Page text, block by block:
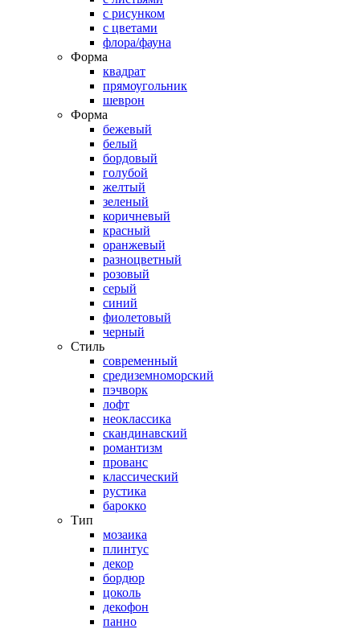
с рисунком
с цветами
флора/фауна
Форма
квадрат
прямоугольник
шеврон
Форма
бежевый
белый
бордовый
голубой
желтый
зеленый
коричневый
красный
оранжевый
разноцветный
розовый
серый
синий
фиолетовый
черный
Стиль
современный
средиземноморский
пэчворк
лофт
неоклассика
скандинавский
романтизм
прованс
классический
рустика
барокко
Тип
мозаика
плинтус
декор
бордюр
цоколь
декофон
панно